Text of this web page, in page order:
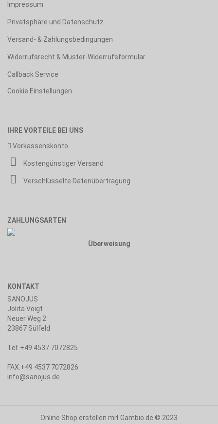
Impressum
Privatsphäre und Datenschutz
Versand- & Zahlungsbedingungen
Widerrufsrecht & Muster-Widerrufsformular
Callback Service
Cookie Einstellungen
IHRE VORTEILE BEI UNS
Vorkassenskonto
Kostengünstiger Versand
Verschlüsselte Datenübertragung
ZAHLUNGSARTEN
Überweisung
KONTAKT
SANOJUS
Jolita Voigt
Neuer Weg 2
23867 Sülfeld
Tel: +49 4537 7072825
FAX:+49 4537 7072826
info@sanojus.de
Online Shop erstellen mit Gambio.de © 2023